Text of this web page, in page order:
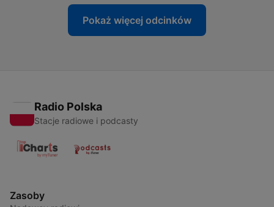
Pokaż więcej odcinków
Radio Polska
Stacje radiowe i podcasty
Zasoby